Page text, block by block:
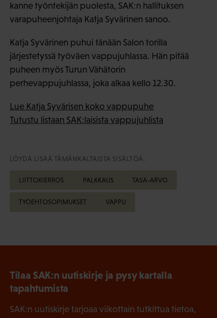
kanne työntekijän puolesta, SAK:n hallituksen
varapuheenjohtaja Katja Syvärinen sanoo.
Katja Syvärinen puhui tänään Salon torilla
järjestetyssä työväen vappujuhlassa. Hän pitää
puheen myös Turun Vähätorin
perhevappujuhlassa, joka alkaa kello 12.30.
Lue Katja Syvärisen koko vappupuhe
Tutustu listaan SAK:laisista vappujuhlista
LÖYDÄ LISÄÄ TÄMÄNKALTAISTA SISÄLTÖÄ:
LIITTOKIERROS PALKKAUS TASA-ARVO
TYÖEHTOSOPIMUKSET VAPPU
Tilaa SAK:n uutiskirje ja pysy kartalla
tapahtumista
SAK:n uutiskirje tarjoaa viikottain tutkittua tietoa,